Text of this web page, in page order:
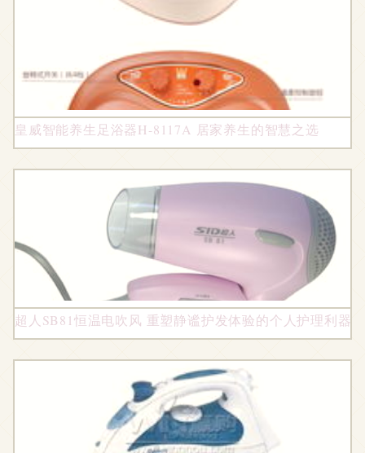
皇威智能养生足浴器H-8117A 居家养生的智慧之选
超人SB81恒温电吹风 重塑静谧护发体验的个人护理利器